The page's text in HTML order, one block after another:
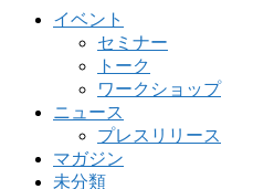
イベント
セミナー
トーク
ワークショップ
ニュース
プレスリリース
マガジン
未分類